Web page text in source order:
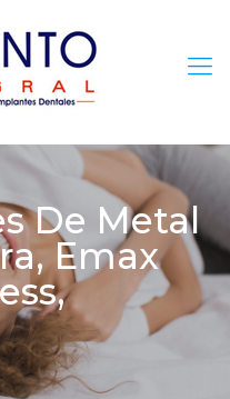
De Metal
Emax